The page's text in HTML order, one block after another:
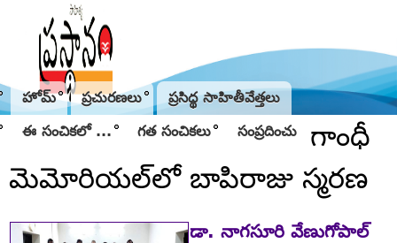
హోమ్ ప్రచురణలు ప్రసిద్థ సాహితీవేత్తలు
ఈ సంచికలో ... గత సంచికలు సంప్రదించు
గాంధీ
మెమోరియల్‌లో బాపిరాజు స్మరణ
డా. నాగసూరి వేణుగోపాల్‌